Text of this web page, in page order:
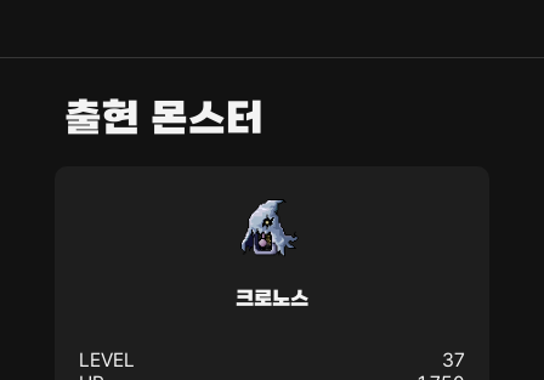
출현 몬스터
크로노스
LEVEL
37